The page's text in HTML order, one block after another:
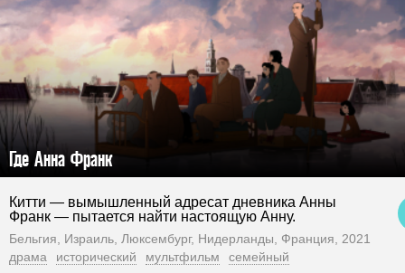
Где Анна Франк
Китти — вымышленный адресат дневника Анны
Франк — пытается найти настоящую Анну.
Бельгия, Израиль, Люксембург, Нидерланды, Франция, 2021
драма
исторический мультфильм семейный